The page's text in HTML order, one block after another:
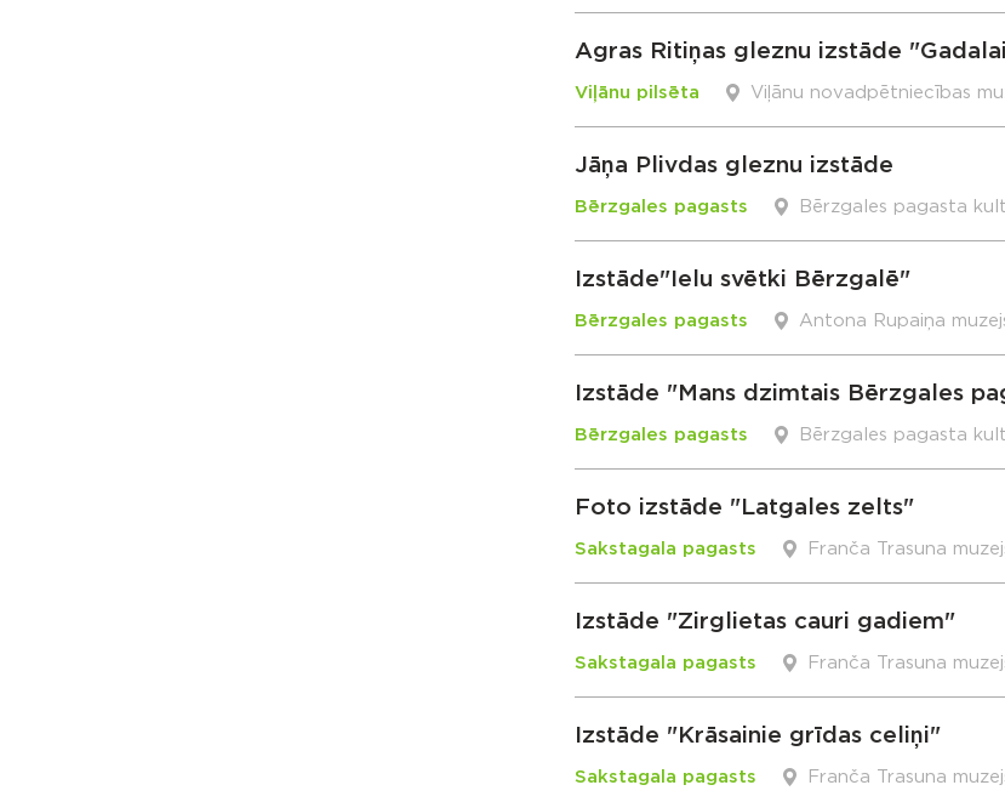
Agras Ritiņas gleznu izstāde
Viļānu pilsēta Viļānu novadpētniecības
Jāņa Plivdas gleznu izstāde
Bērzgales pagasts Bērzgales pagasta
Izstāde"Ielu svētki Bērzgalē"
Bērzgales pagasts Antona Rupaiņa
Izstāde "Mans dzimtais Bērzgales
Bērzgales pagasts Bērzgales pagasta
Foto izstāde "Latgales zelts"
Sakstagala pagasts Franča Trasuna
Izstāde "Zirglietas cauri gadiem"
Sakstagala pagasts Franča Trasuna
Izstāde "Krāsainie grīdas celiņi"
Sakstagala pagasts Franča Trasuna